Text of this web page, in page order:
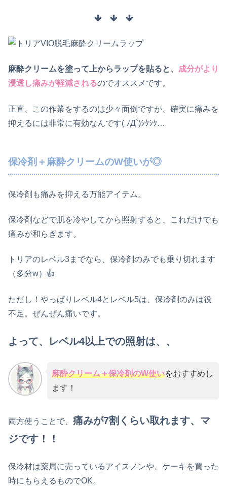
麻酔クリームを塗って上からラップを貼ると、 成分がより
浸透し痛みが軽減されるのでオススメです。
正直、この作業をするのは少々面倒ですが、確実に痛みを
抑えるには非常に有効なんです( ﾉД`)ｼｸｼｸ…
保冷剤＋麻酔クリームのW使いが◎
保冷剤も痛みを抑える万能アイテム。
保冷剤などで肌を冷やしてから照射すると、これだけでも
痛みが和らぎます。
トリアのレベル3までなら、保冷剤のみでも乗り切れます
（多分w）👍
ただし！やっぱりレベル4とレベル5は、保冷剤のみは役
不足。ぜんぜん痛いです。
よって、レベル4以上での照射は、、
麻酔クリーム＋保冷剤のW使いをおすすめし
ます！
両方使うことで、 痛みが7割くらい取れます、マ
ジです！！
保冷材は薬局に売っているアイスノンや、ケーキを買った
時にもらえるものでOK。